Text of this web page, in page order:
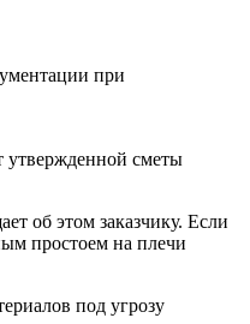
при
утвержденной сметы
об этом заказчику. Если
простоем на плечи
под угрозу